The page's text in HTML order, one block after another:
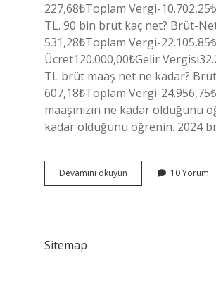
227,68₺Toplam Vergi-
TL. 90 bin brüt kaç net? Brüt-
531,28₺Toplam Vergi-
Ücret120.000,00₺Gelir
TL brüt maaş net ne kadar?
607,18₺Toplam Vergi-
maaşınızın ne kadar olduğunu
kadar olduğunu öğrenin. 2024
Devamını okuyun
Bin
10 Yorum
Sitemap